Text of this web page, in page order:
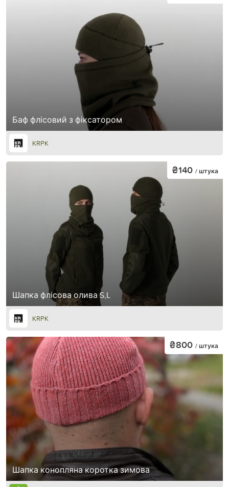
Баф флісовий з фіксатором
KRPK
Шапка флісова олива S,L
₴140 / штука
KRPK
Шапка конопляна коротка зимова
₴800 / штука